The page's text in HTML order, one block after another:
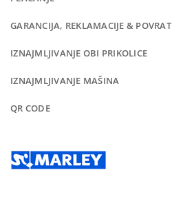
GARANCIJA, REKLAMACIJE & POVRAT
IZNAJMLJIVANJE OBI PRIKOLICE
IZNAJMLJIVANJE MAŠINA
QR CODE